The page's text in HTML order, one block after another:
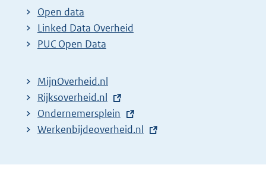
Open data
Linked Data Overheid
PUC Open Data
MijnOverheid.nl
E
x
t
r
Rijksoverheid.nl
E
x
e
Ondernemersplein
E
t
Werkenbijdeoverheid.nl